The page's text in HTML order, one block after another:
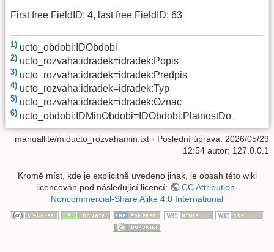
First free FieldID: 4, last free FieldID: 63
1) ucto_obdobi:IDObdobi
2) ucto_rozvaha:idradek=idradek:Popis
3) ucto_rozvaha:idradek=idradek:Predpis
4) ucto_rozvaha:idradek=idradek:Typ
5) ucto_rozvaha:idradek=idradek:Oznac
6) ucto_obdobi:IDMinObdobi=IDObdobi:PlatnostDo
manuallite/miducto_rozvahamin.txt · Poslední úprava: 2026/05/29
12:54 autor: 127.0.0.1
Kromě míst, kde je explicitně uvedeno jinak, je obsah této wiki
licencován pod následující licencí:
CC Attribution-
Noncommercial-Share Alike 4.0 International